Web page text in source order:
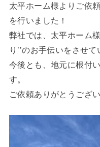
太平ホーム様よりご依
を行いました！
弊社では、太平ホーム
り’’のお手伝いをさせ
今後とも、地元に根付
す。
ご依頼ありがとうござい